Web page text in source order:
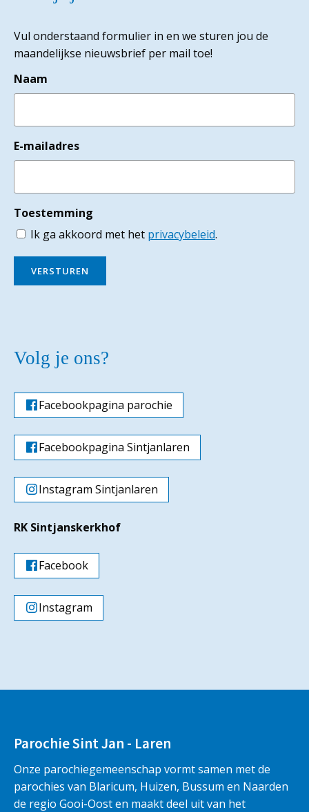
Vul onderstaand formulier in en we sturen jou de
maandelijkse nieuwsbrief per mail toe!
Naam
E-mailadres
Toestemming
Ik ga akkoord met het privacybeleid.
VERSTUREN
Volg je ons?
Facebookpagina parochie
Facebookpagina Sintjanlaren
Instagram Sintjanlaren
RK Sintjanskerkhof
Facebook
Instagram
Parochie Sint Jan - Laren
Onze parochiegemeenschap vormt samen met de
parochies van Blaricum, Huizen, Bussum en Naarden
de regio Gooi-Oost en maakt deel uit van het